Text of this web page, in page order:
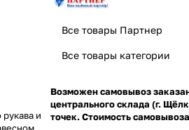
и
Все товары Партнер
Все товары категории
Возможен самовывоз
центрального склада (г.
точек. Стоимость